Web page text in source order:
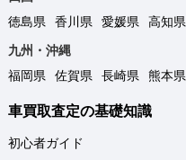
徳島県
香川県 愛媛県
高知県
九州・沖縄
福岡県
佐賀県 長崎県 熊本県
車買取査定の基礎知識
初心者ガイド